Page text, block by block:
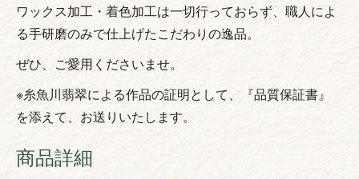
ワックス加工・着色加工は一切行っておらず、職人によ
る手研磨のみで仕上げたこだわりの逸品。
ぜひ、ご愛用くださいませ。
※糸魚川翡翠による作品の証明として、『品質保証書』
を添えて、お送りいたします。
商品詳細